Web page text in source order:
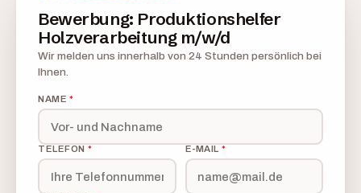
Bewerbung: Produktionshelfer
Holzverarbeitung m/w/d
Wir melden uns innerhalb von 24 Stunden persönlich bei
Ihnen.
NAME *
TELEFON * E-MAIL *